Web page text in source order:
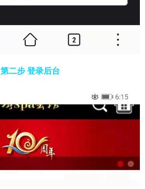
第二步 登录后台